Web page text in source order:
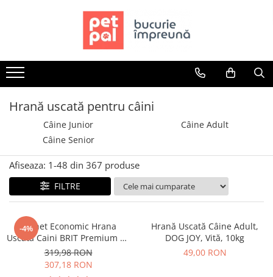
Câini
Hrană Uscată Câini
Câine Junior
Câine Senior
Câine Junior
Câine Adult
Diete Veterinare Câini
Uscată
Umedă
Recompense Câini
Hrană uscată pentru câini
Câine Junior
Câine Adult
Câine Senior
Afiseaza: 1-48 din 367 produse
FILTRE
-4%
Pachet Economic Hrana
Uscata Caini BRIT Premium by
Nature Medium Adult 2x15kg
319,98 RON
307,18 RON
Hrană Uscată Câine Adult,
DOG JOY, Vită, 10kg
49,00 RON